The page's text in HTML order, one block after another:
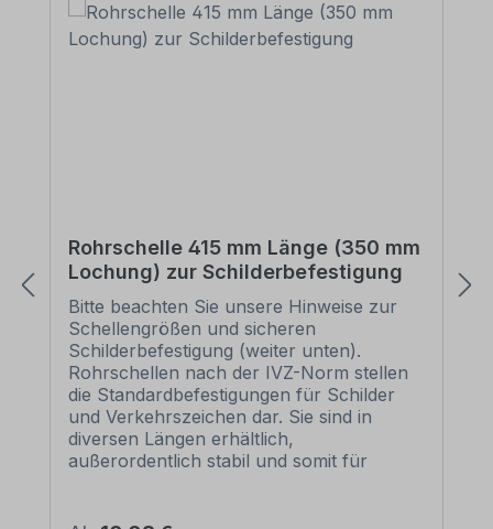
Rohrschelle 415 mm Länge (350 mm
Lochung) zur Schilderbefestigung
Bitte beachten Sie unsere Hinweise zur
Schellengrößen und sicheren
Schilderbefestigung (weiter unten).
Rohrschellen nach der IVZ-Norm stellen
die Standardbefestigungen für Schilder
und Verkehrszeichen dar. Sie sind in
diversen Längen erhältlich,
außerordentlich stabil und somit für